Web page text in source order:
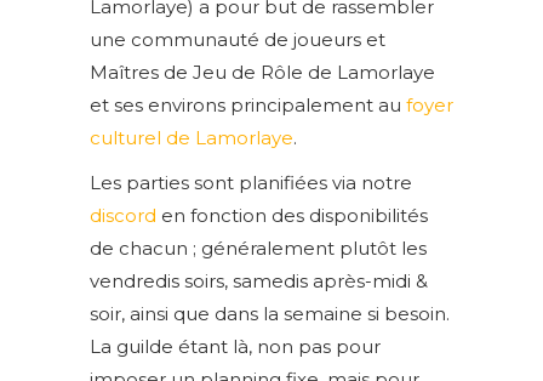
Lamorlaye) a pour but de rassembler
une communauté de joueurs et
Maîtres de Jeu de Rôle de Lamorlaye
et ses environs principalement au foyer
culturel de Lamorlaye.
Les parties sont planifiées via notre
discord en fonction des disponibilités
de chacun ; généralement plutôt les
vendredis soirs, samedis après-midi &
soir, ainsi que dans la semaine si besoin.
La guilde étant là, non pas pour